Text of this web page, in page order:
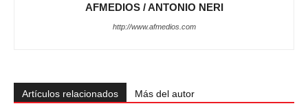
AFMEDIOS / ANTONIO NERI
http://www.afmedios.com
Artículos relacionados Más del autor